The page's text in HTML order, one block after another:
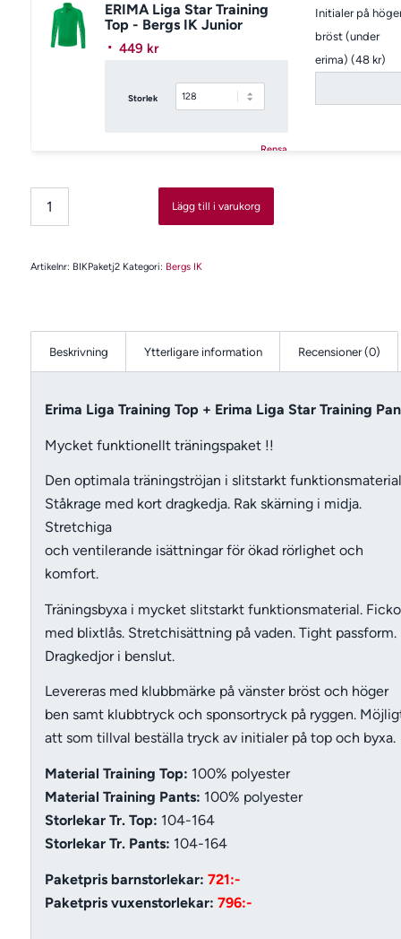
ERIMA Liga Star Training
Top - Bergs IK Junior
449 kr
Storlek
Rensa
Initialer på
bröst (under
erima) (48 kr)
Lägg till i varukorg
Artikelnr: BIKPaketj2 Kategori: Bergs IK
Beskrivning Ytterligare information Recensioner (0)
Erima Liga Training Top + Erima Liga Star Training
Mycket funktionellt träningspaket !!
Den optimala träningströjan i slitstarkt funk
Ståkrage med kort dragkedja. Rak skärning i midja.
Stretchiga
och ventilerande isättningar för ökad rörlighet och
komfort.
Träningsbyxa i mycket slitstarkt funktionsmaterial.
med blixtlås. Stretchisättning på vaden. Tight passform.
Dragkedjor i benslut.
Levereras med klubbmärke på vänster bröst och höger
ben samt klubbtryck och sponsortryck på ryggen.
att som tillval beställa tryck av initialer på top och byxa.
Material Training Top: 100% polyester
Material Training Pants: 100% polyester
Storlekar Tr. Top: 104-164
Storlekar Tr. Pants: 104-164
Paketpris barnstorlekar: 721:-
Paketpris vuxenstorlekar: 796:-